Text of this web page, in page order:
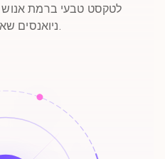
ניואנסים שאין שני להם.